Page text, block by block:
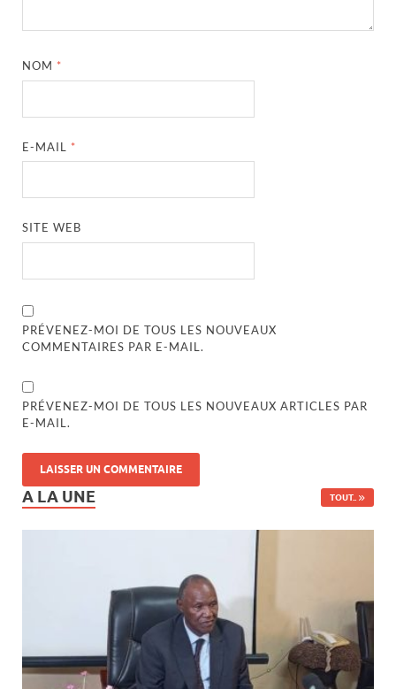
NOM *
E-MAIL *
SITE WEB
PRÉVENEZ-MOI DE TOUS LES NOUVEAUX
COMMENTAIRES PAR E-MAIL.
PRÉVENEZ-MOI DE TOUS LES NOUVEAUX ARTICLES PAR
E-MAIL.
A LA UNE TOUT..